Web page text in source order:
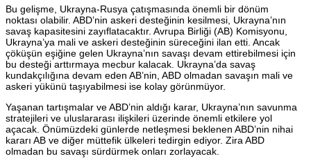
Bu gelişme, Ukrayna-Rusya çatışmasında önemli bir dönüm
noktası olabilir. ABD’nin askeri desteğinin kesilmesi, Ukrayna’nın
savaş kapasitesini zayıflatacaktır. Avrupa Birliği (AB) Komisyonu,
Ukrayna’ya mali ve askeri desteğinin süreceğini ilan etti. Ancak
çöküşün eşiğine gelen Ukrayna’nın savaşı devam ettirebilmesi için
bu desteği arttırmaya mecbur kalacak. Ukrayna’da savaş
kundakçılığına devam eden AB’nin, ABD olmadan savaşın mali ve
askeri yükünü taşıyabilmesi ise kolay görünmüyor.
Yaşanan tartışmalar ve ABD’nin aldığı karar, Ukrayna’nın savunma
stratejileri ve uluslararası ilişkileri üzerinde önemli etkilere yol
açacak. Önümüzdeki günlerde netleşmesi beklenen ABD’nin nihai
kararı AB ve diğer müttefik ülkeleri tedirgin ediyor. Zira ABD
olmadan bu savaşı sürdürmek onları zorlayacak.